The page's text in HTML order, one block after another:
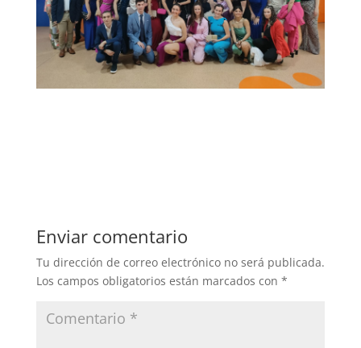
Enviar comentario
Tu dirección de correo electrónico no será publicada.
Los campos obligatorios están marcados con *